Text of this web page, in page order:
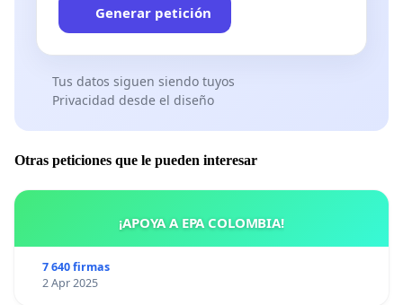
Generar petición
Tus datos siguen siendo tuyos
Privacidad desde el diseño
Otras peticiones que le pueden interesar
¡APOYA A EPA COLOMBIA!
7 640 firmas
2 Apr 2025